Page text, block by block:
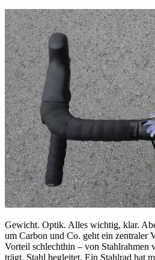
Gewicht. Optik. Alles wichtig, klar.
um Carbon und Co. geht ein zentraler
Vorteil schlechthin – von Stahlrahmen
trägt. Stahl begleitet. Ein Stahlrad hat